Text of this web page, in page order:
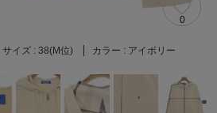
0
サイズ : 38(M位) カラー : アイボリー